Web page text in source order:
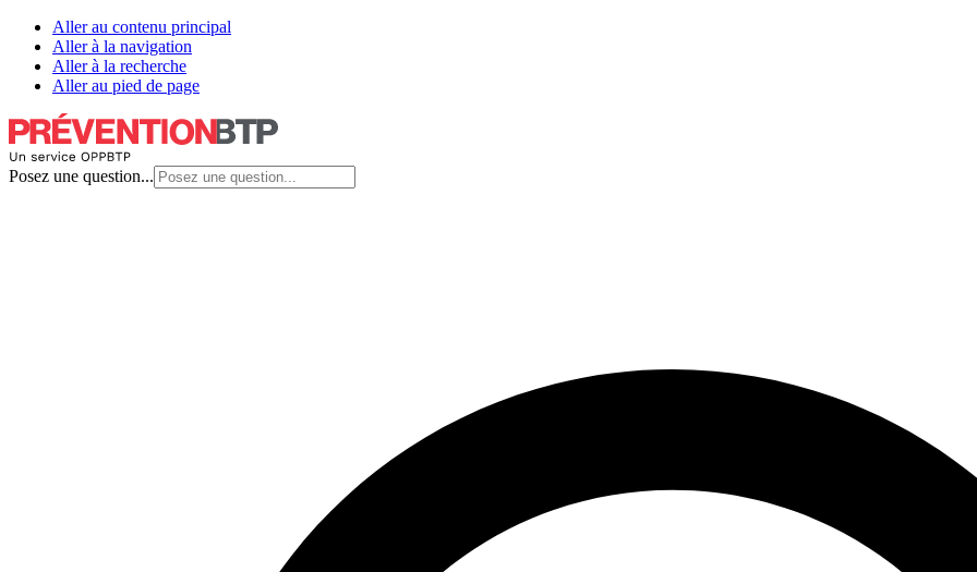
Aller au contenu principal
Aller à la navigation
Aller à la recherche
Aller au pied de page
Posez une question...